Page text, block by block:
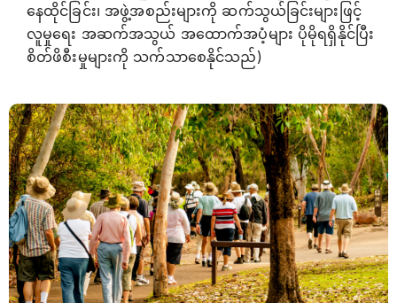
နေထိုင်ခြင်း၊ အဖွဲ့အစည်းများကို ဆက်သွယ်ခြင်းများဖြင့်
လူမှုရေး အဆက်အသွယ် အထောက်အပံ့များ ပိုမိုရရှိနိုင်ပြီး
စိတ်ဖိစီးမှုများကို သက်သာစေနိုင်သည်)